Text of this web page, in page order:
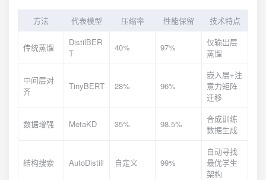
方法 代表模型 压缩率 性能保留 技术特点
传统蒸馏
DistilBER
T
40% 97%
仅输出层
蒸馏
中间层对
齐
TinyBERT 28% 96%
嵌入层+注
意力矩阵
迁移
数据增强 MetaKD 35% 98.5%
合成训练
数据生成
结构搜索 AutoDistill 自定义 99%
自动寻找
最优学生
架构